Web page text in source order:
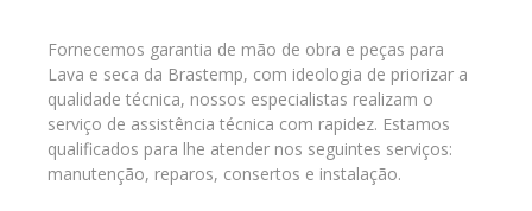
Fornecemos garantia de mão de obra e peças para
Lava e seca da Brastemp, com ideologia de priorizar a
qualidade técnica, nossos especialistas realizam o
serviço de assistência técnica com rapidez. Estamos
qualificados para lhe atender nos seguintes serviços:
manutenção, reparos, consertos e instalação.